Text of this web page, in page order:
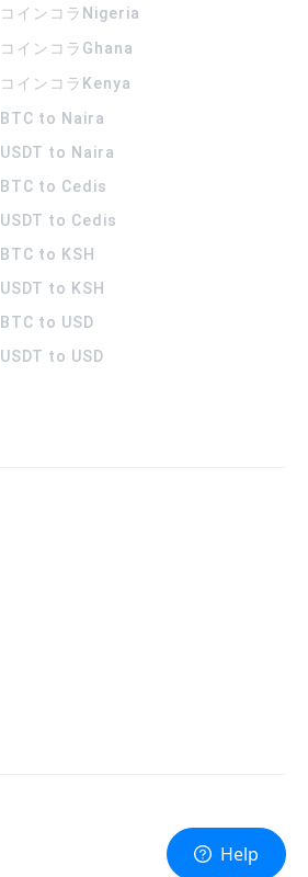
コインコラ Nigeria
コインコラ Ghana
コインコラ Kenya
BTC to Naira
USDT to Naira
BTC to Cedis
USDT to Cedis
BTC to KSH
USDT to KSH
BTC to USD
USDT to USD
Help